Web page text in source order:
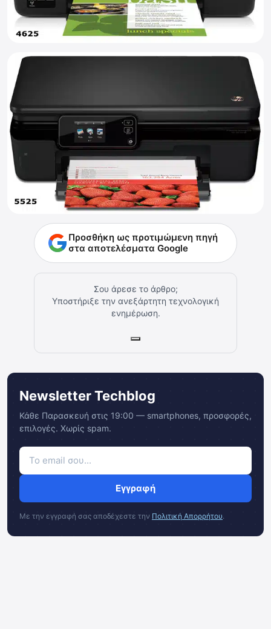
Προσθήκη ως προτιμώμενη πηγή
στα αποτελέσματα Google
Σου άρεσε το άρθρο;
Υποστήριξε την ανεξάρτητη τεχνολογική
ενημέρωση.
Newsletter Techblog
Κάθε Παρασκευή στις 19:00 — smartphones, προσφορές,
επιλογές. Χωρίς spam.
Εγγραφή
Με την εγγραφή σας αποδέχεστε την Πολιτική Απορρήτου.